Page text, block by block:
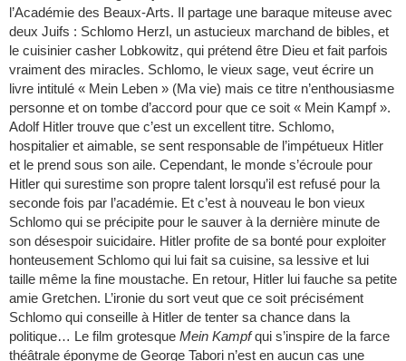
l’Académie des Beaux-Arts. Il partage une baraque miteuse avec
deux Juifs : Schlomo Herzl, un astucieux marchand de bibles, et
le cuisinier casher Lobkowitz, qui prétend être Dieu et fait parfois
vraiment des miracles. Schlomo, le vieux sage, veut écrire un
livre intitulé « Mein Leben » (Ma vie) mais ce titre n’enthousiasme
personne et on tombe d’accord pour que ce soit « Mein Kampf ».
Adolf Hitler trouve que c’est un excellent titre. Schlomo,
hospitalier et aimable, se sent responsable de l’impétueux Hitler
et le prend sous son aile. Cependant, le monde s’écroule pour
Hitler qui surestime son propre talent lorsqu’il est refusé pour la
seconde fois par l’académie. Et c’est à nouveau le bon vieux
Schlomo qui se précipite pour le sauver à la dernière minute de
son désespoir suicidaire. Hitler profite de sa bonté pour exploiter
honteusement Schlomo qui lui fait sa cuisine, sa lessive et lui
taille même la fine moustache. En retour, Hitler lui fauche sa petite
amie Gretchen. L’ironie du sort veut que ce soit précisément
Schlomo qui conseille à Hitler de tenter sa chance dans la
politique… Le film grotesque Mein Kampfqui s’inspire de la farce
théâtrale éponyme de George Tabori n’est en aucun cas une